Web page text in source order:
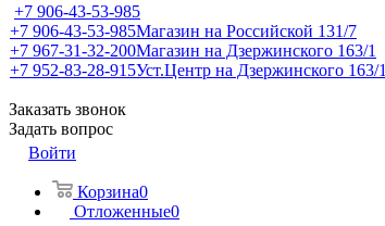
+7 906-43-53-985
+7 906-43-53-985Магазин на Российской 131/7
+7 967-31-32-200Магазин на Дзержинского 163/1
+7 952-83-28-915Уст.Центр на Дзержинского 163/1
Заказать звонок
Задать вопрос
Войти
Корзина0
Отложенные0